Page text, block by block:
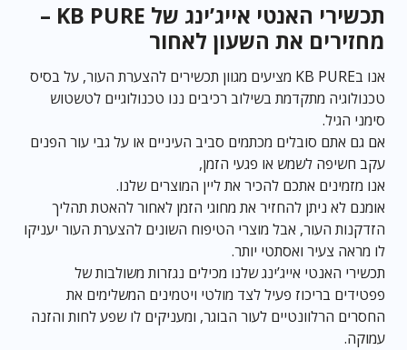
תכשירי האנטי אייג’ינג של KB PURE –
מחזירים את השעון לאחור
אנו בKB PURE מציעים מגוון תכשירים להצערת העור, על בסיס
טכנולוגיה מתקדמת בשילוב רכיבים ננו טכנולוגיים לטשטוש
סימני הגיל.
אם גם אתם סובלים מכתמים סביב העיניים או על גבי עור הפנים
עקב חשיפה לשמש או פגעי הזמן,
אנו מזמינים אתכם להכיר את ליין המוצרים שלנו.
אומנם לא ניתן להחזיר את מחוגי הזמן לאחור להאטת תהליך
הזדקנות העור, אבל מוצרי הטיפוח השונים להצערת העור יעניקו
לו מראה צעיר ואסתטי יותר.
תכשירי האנטי אייג’ינג שלנו מכילים נגזרות משולבות של
פפטידים בריכוז פעיל לצד מולטי ויטמינים המשלימים את
החסרים הרלוונטיים לעור הבוגר, ומעניקים לו שפע לחות והזנה
עמוקה.